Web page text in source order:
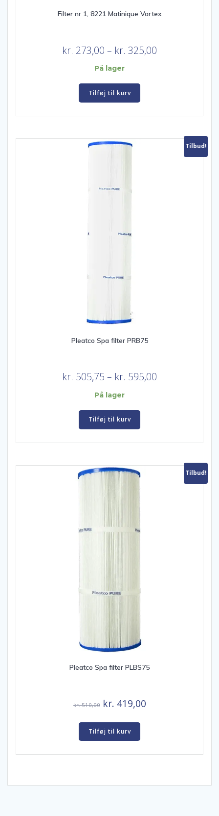
Filter nr 1, 8221 Matinique Vortex
kr. 273,00 – kr. 325,00
På lager
Tilføj til kurv
Tilbud!
Pleatco Spa filter PRB75
kr. 505,75 – kr. 595,00
På lager
Tilføj til kurv
Tilbud!
Pleatco Spa filter PLBS75
kr.510,00 Den
pris
var:
kr. 510,00.
kr. 419,00Den
kr. 419,00.
Tilføj til kurv